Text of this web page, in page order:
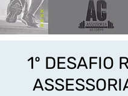
1º DESAFIO